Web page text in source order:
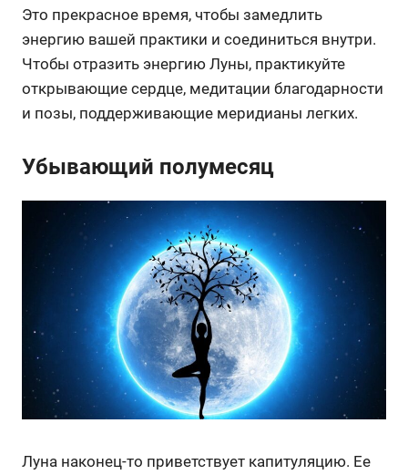
Это прекрасное время, чтобы замедлить
энергию вашей практики и соединиться внутри.
Чтобы отразить энергию Луны, практикуйте
открывающие сердце, медитации благодарности
и позы, поддерживающие меридианы легких.
Убывающий полумесяц
Луна наконец-то приветствует капитуляцию. Ее